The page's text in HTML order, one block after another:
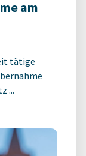
am
tätige
...